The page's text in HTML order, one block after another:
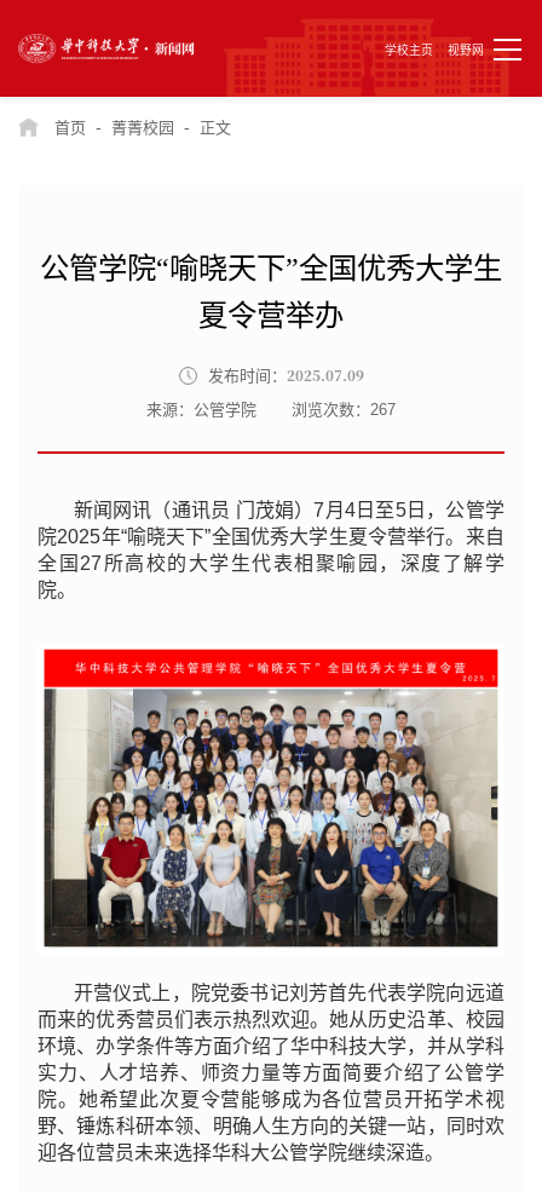
学校主页 视野网
首页 - 菁菁校园 - 正文
公管学院“喻晓天下”全国优秀大学生
夏令营举办
发布时间： 2025.07.09
来源：公管学院 浏览次数： 267
新闻网讯（通讯员 门茂娟）7月4日至5日，公管学
院2025年“喻晓天下”全国优秀大学生夏令营举行。来自
全国27所高校的大学生代表相聚喻园，深度了解学
院。
开营仪式上，院党委书记刘芳首先代表学院向远道
而来的优秀营员们表示热烈欢迎。她从历史沿革、校园
环境、办学条件等方面介绍了华中科技大学，并从学科
实力、人才培养、师资力量等方面简要介绍了公管学
院。她希望此次夏令营能够成为各位营员开拓学术视
野、锤炼科研本领、明确人生方向的关键一站，同时欢
迎各位营员未来选择华科大公管学院继续深造。